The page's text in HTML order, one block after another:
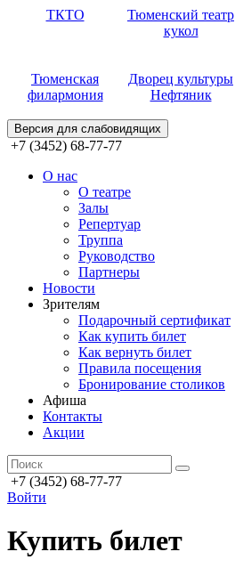
ТКТО
Тюменский театр
кукол
Тюменская
филармония
Дворец культуры
Нефтяник
Версия для слабовидящих
+7 (3452) 68-77-77
О нас
О театре
Залы
Репертуар
Труппа
Руководство
Партнеры
Новости
Зрителям
Подарочный сертификат
Как купить билет
Как вернуть билет
Правила посещения
Бронирование столиков
Афиша
Контакты
Акции
+7 (3452) 68-77-77
Войти
Купить билет